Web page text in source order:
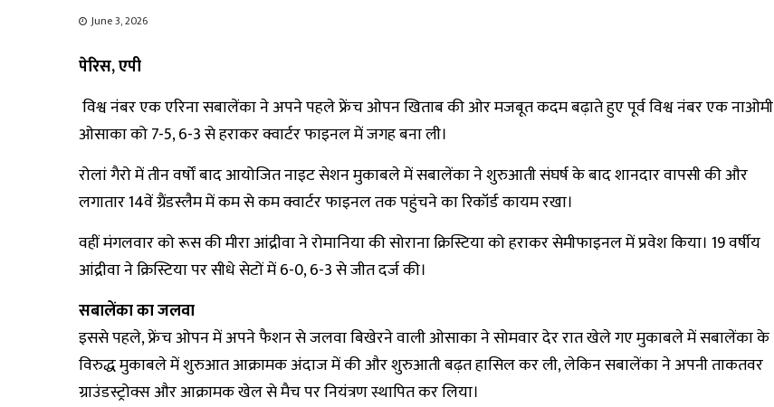
June 3, 2026
पेरिस, एपी
विश्व नंबर एक एरिना सबालेंका ने अपने पहले फ्रेंच ओपन खिताब की ओर मजबूत कदम बढ़ाते हुए पूर्व विश्व नंबर एक नाओमी
ओसाका को 7-5, 6-3 से हराकर क्वार्टर फाइनल में जगह बना ली।
रोलां गैरो में तीन वर्षों बाद आयोजित नाइट सेशन मुकाबले में सबालेंका ने शुरुआती संघर्ष के बाद शानदार वापसी की और
लगातार 14वें ग्रैंडस्लैम में कम से कम क्वार्टर फाइनल तक पहुंचने का रिकॉर्ड कायम रखा।
वहीं मंगलवार को रूस की मीरा आंद्रीवा ने रोमानिया की सोराना क्रिस्टिया को हराकर सेमीफाइनल में प्रवेश किया। 19 वर्षीय
आंद्रीवा ने क्रिस्टिया पर सीधे सेटों में 6-0, 6-3 से जीत दर्ज की।
सबालेंका का जलवा
इससे पहले, फ्रेंच ओपन में अपने फैशन से जलवा बिखेरने वाली ओसाका ने सोमवार देर रात खेले गए मुकाबले में सबालेंका के
विरुद्ध मुकाबले में शुरुआत आक्रामक अंदाज में की और शुरुआती बढ़त हासिल कर ली, लेकिन सबालेंका ने अपनी ताकतवर
ग्राउंडस्ट्रोक्स और आक्रामक खेल से मैच पर नियंत्रण स्थापित कर लिया।